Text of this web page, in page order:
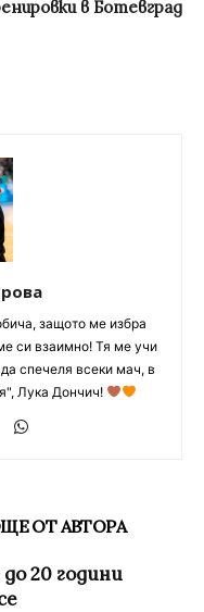
в Ботевград
защото ме избра
си взаимно! Тя ме учи
спечеля всеки мач, в
Лука Дончич!
ОТ АВТОРА
20 години